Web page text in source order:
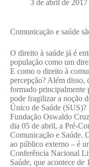
3 de abril de 2017
Comunicação e saúde
O direito à saúde já é
população como um
E como o direito à
percepção? Além disso,
formado principalmente
pode fragilizar a noção
Único de Saúde (SUS)?
Fundação Oswaldo
dia 05 de abril, a Pré-
Comunicação e Saúde.
ao público externo – é
Conferência Nacional
Saúde, que acontece